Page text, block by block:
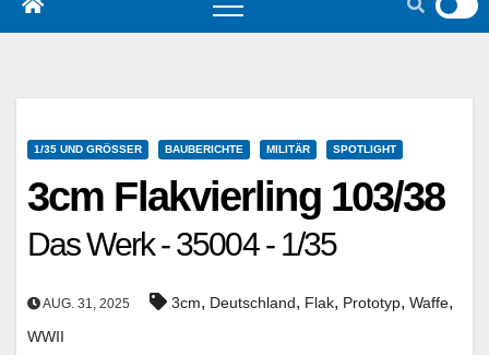
1/35 UND GRÖSSER BAUBERICHTE MILITÄR SPOTLIGHT
3cm Flakvierling 103/38
Das Werk - 35004 - 1/35
AUG. 31, 2025 3cm, Deutschland, Flak, Prototyp, Waffe,
WWII